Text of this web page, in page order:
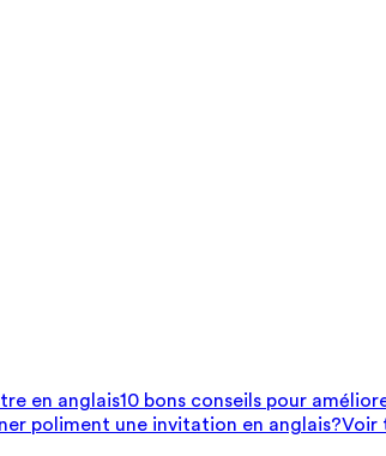
en anglais10 bons conseils pour
poliment une invitation en anglais?Voir